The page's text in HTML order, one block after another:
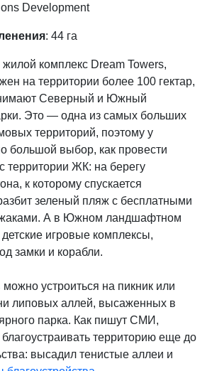
Development
: 44 га
комплекс Dream Towers,
на территории более 100 гектар,
Северный и Южный
Это — одна из самых больших
территорий, поэтому у
большой выбор, как провести
территории ЖК: на берегу
к которому спускается
зеленый пляж с бесплатными
А в Южном ландшафтном
игровые комплексы,
замки и корабли.
можно устроиться на пикник или
липовых аллей, высаженных в
парка. Как пишут СМИ,
территорию еще до
высадил тенистые аллеи и